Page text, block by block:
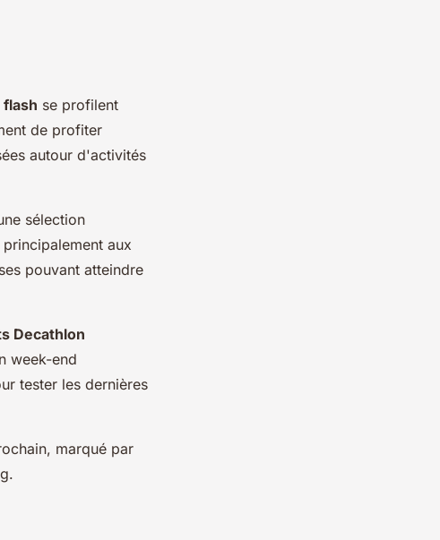
se profilent
de profiter
autour d'activités
sélection
aux
pouvant atteindre
Decathlon
week-end
tester les dernières
marqué par